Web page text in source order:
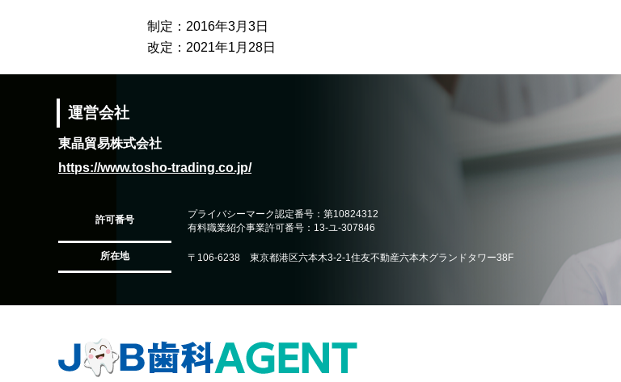
制定：2016年3月3日
改定：2021年1月28日
運営会社
東晶貿易株式会社
https://www.tosho-trading.co.jp/
許可番号
プライバシーマーク認定番号：第10824312
有料職業紹介事業許可番号：13-ユ-307846
所在地 〒106-6238 東京都港区六本木3-2-1住友不動産六本木グランドタワー38F